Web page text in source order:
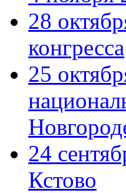
28
конгресса
25
24
Кстово